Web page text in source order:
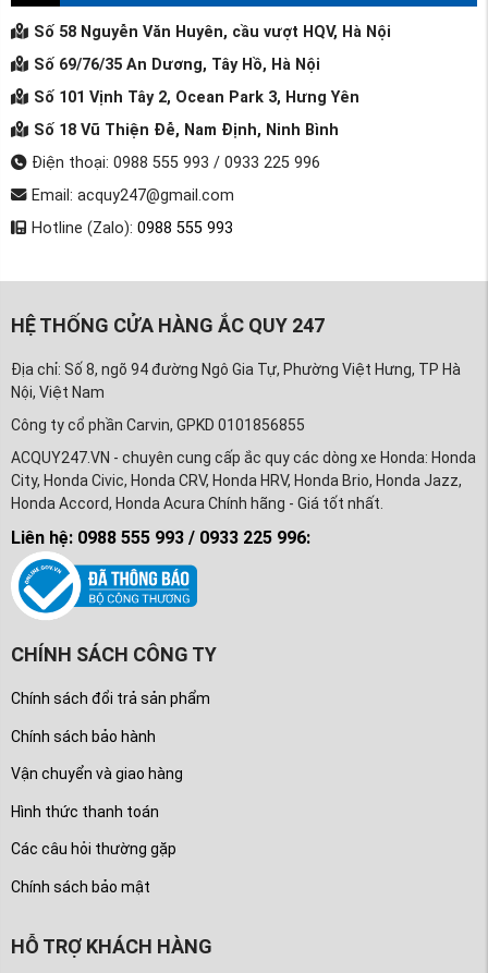
Số 58 Nguyễn Văn Huyên, cầu vượt HQV, Hà Nội
Số 69/76/35 An Dương, Tây Hồ, Hà Nội
Số 101 Vịnh Tây 2, Ocean Park 3, Hưng Yên
Số 18 Vũ Thiện Đễ, Nam Định, Ninh Bình
Điện thoại: 0988 555 993 / 0933 225 996
Email: acquy247@gmail.com
Hotline (Zalo): 0988 555 993
HỆ THỐNG CỬA HÀNG ẮC QUY 247
Địa chỉ: Số 8, ngõ 94 đường Ngô Gia Tự, Phường Việt Hưng, TP Hà
Nội, Việt Nam
Công ty cổ phần Carvin, GPKD 0101856855
ACQUY247.VN - chuyên cung cấp ắc quy các dòng xe Honda: Honda
City, Honda Civic, Honda CRV, Honda HRV, Honda Brio, Honda Jazz,
Honda Accord, Honda Acura Chính hãng - Giá tốt nhất.
Liên hệ: 0988 555 993 / 0933 225 996:
CHÍNH SÁCH CÔNG TY
Chính sách đổi trả sản phẩm
Chính sách bảo hành
Vận chuyển và giao hàng
Hình thức thanh toán
Các câu hỏi thường gặp
Chính sách bảo mật
HỖ TRỢ KHÁCH HÀNG